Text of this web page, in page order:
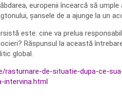
europenii încearcă să
șansele de a ajunge la un
este: cine va prelua
Răspunsul la această
global.
de-situatie-dupa-ce-
intervina.html